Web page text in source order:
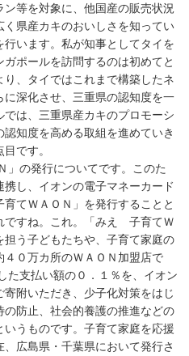
等を対象に、他国産の販売状況
県産カキのおいしさを知ってい
います。私が知事としてタイを
ポールを訪問するのは初めてと
、タイではこれまで構築したネ
深化させ、三重県の認知度を一
は、三重県産カキのプロモーシ
知度を高める取組を進めていき
です。
の発行についてです。このた
し、イオンの電子マネーカード
てＷＡＯＮ」を発行することと
ですね。これ。「みえ 子育てＷ
担う子どもたちや、子育て家庭の
０万カ所のＷＡＯＮ加盟店で
た支払い額の０．１％を、イオン
附いただき、少子化対策をはじ
防止、社会的養護の推進などの
うものです。子育て家庭を応援
広島県・千葉県において発行さ